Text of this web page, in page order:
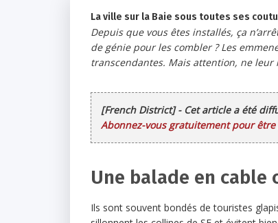
La ville sur la Baie sous toutes ses
Depuis que vous êtes installés, ça
de génie pour les combler ? Les
transcendantes. Mais attention, ne leur
[French District] - Cet article a été
Abonnez-vous gratuitement pour
Une balade en cable
Ils sont souvent bondés de touristes